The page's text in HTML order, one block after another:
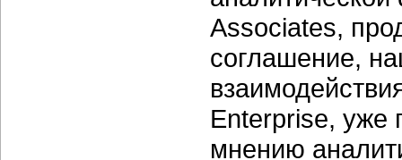
Associates,
соглашение,
Enterprise, уже
мнению